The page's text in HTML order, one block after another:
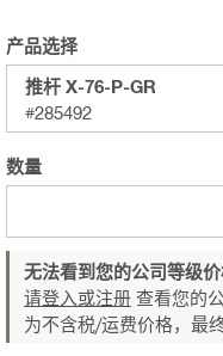
产品选择
推杆 X-76-P-GR
#285492
数量
无法看到您的公司等级
请登入或注册 查看您的
为不含税/运费价格，最